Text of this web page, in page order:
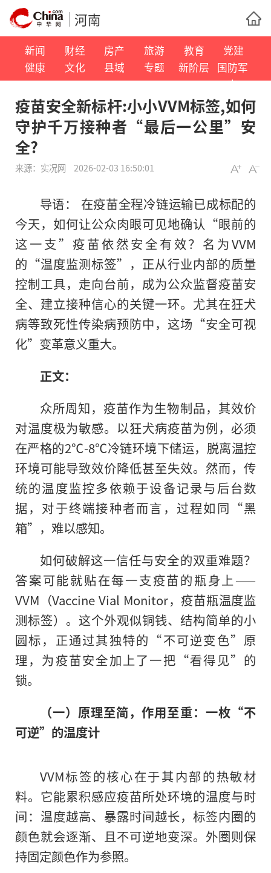
河南
新闻 财经 房产 旅游 教育
党建
健康
文化 县域 专题 新阶层
国防军
事
疫苗安全新标杆:小小VVM标签,如何
守护千万接种者“最后一公里”安
全?
来源： 实况网 2026-02-03 16:50:01
导语： 在疫苗全程冷链运输已成标配的
今天，如何让公众肉眼可见地确认“眼前的
这一支”疫苗依然安全有效？名为VVM
的“温度监测标签”，正从行业内部的质量
控制工具，走向台前，成为公众监督疫苗安
全、建立接种信心的关键一环。尤其在狂犬
病等致死性传染病预防中，这场“安全可视
化”变革意义重大。
正文：
众所周知，疫苗作为生物制品，其效价
对温度极为敏感。以狂犬病疫苗为例，必须
在严格的2℃-8℃冷链环境下储运，脱离温控
环境可能导致效价降低甚至失效。然而，传
统的温度监控多依赖于设备记录与后台数
据，对于终端接种者而言，过程如同“黑
箱”，难以感知。
如何破解这一信任与安全的双重难题？
答案可能就贴在每一支疫苗的瓶身上——
VVM（Vaccine Vial Monitor，疫苗瓶温度监
测标签）。这个外观似铜钱、结构简单的小
圆标，正通过其独特的“不可逆变色”原
理，为疫苗安全加上了一把“看得见”的
锁。
（一）原理至简，作用至重：一枚“不
可逆”的温度计
VVM标签的核心在于其内部的热敏材
料。它能累积感应疫苗所处环境的温度与时
间：温度越高、暴露时间越长，标签内圈的
颜色就会逐渐、且不可逆地变深。外圈则保
持固定颜色作为参照。